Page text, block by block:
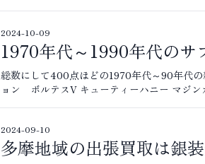
2024-10-09
1970年代～1990年代の
総数にして400点ほどの1970年代～90年代
ョン ボルテスV キューティーハニー マ
2024-09-10
多摩地域の出張買取は銀